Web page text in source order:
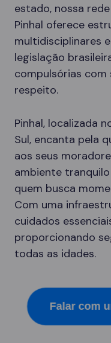
estado, nossa
Pinhal oferece
multidisciplinares
legislação
compulsórias com
respeito.
Pinhal, localizada
Sul, encanta pela
aos seus
ambiente
quem busca
Com uma
cuidados
proporcionando
todas as idades.
Falar com